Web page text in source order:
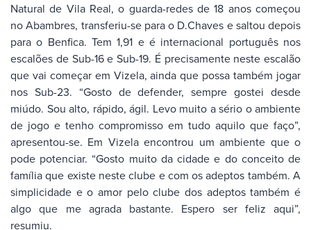
Natural de Vila Real, o guarda-redes de 18 anos começou
no Abambres, transferiu-se para o D.Chaves e saltou depois
para o Benfica. Tem 1,91 e é internacional português nos
escalões de Sub-16 e Sub-19. É precisamente neste escalão
que vai começar em Vizela, ainda que possa também jogar
nos Sub-23. “Gosto de defender, sempre gostei desde
miúdo. Sou alto, rápido, ágil. Levo muito a sério o ambiente
de jogo e tenho compromisso em tudo aquilo que faço”,
apresentou-se. Em Vizela encontrou um ambiente que o
pode potenciar. “Gosto muito da cidade e do conceito de
família que existe neste clube e com os adeptos também. A
simplicidade e o amor pelo clube dos adeptos também é
algo que me agrada bastante. Espero ser feliz aqui”,
resumiu.